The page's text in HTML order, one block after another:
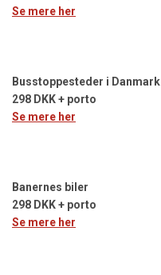
Se mere her
Busstoppesteder i Danmark
298 DKK + porto
Se mere her
Banernes biler
298 DKK + porto
Se mere her